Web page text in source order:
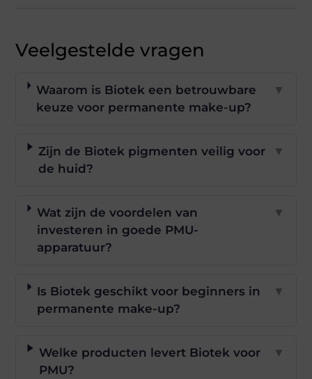
Veelgestelde vragen
Waarom is Biotek een betrouwbare
keuze voor permanente make-up?
▼
Zijn de Biotek pigmenten veilig voor
de huid?
▼
Wat zijn de voordelen van
investeren in goede PMU-
apparatuur?
▼
Is Biotek geschikt voor beginners in
permanente make-up?
▼
Welke producten levert Biotek voor
PMU?
▼